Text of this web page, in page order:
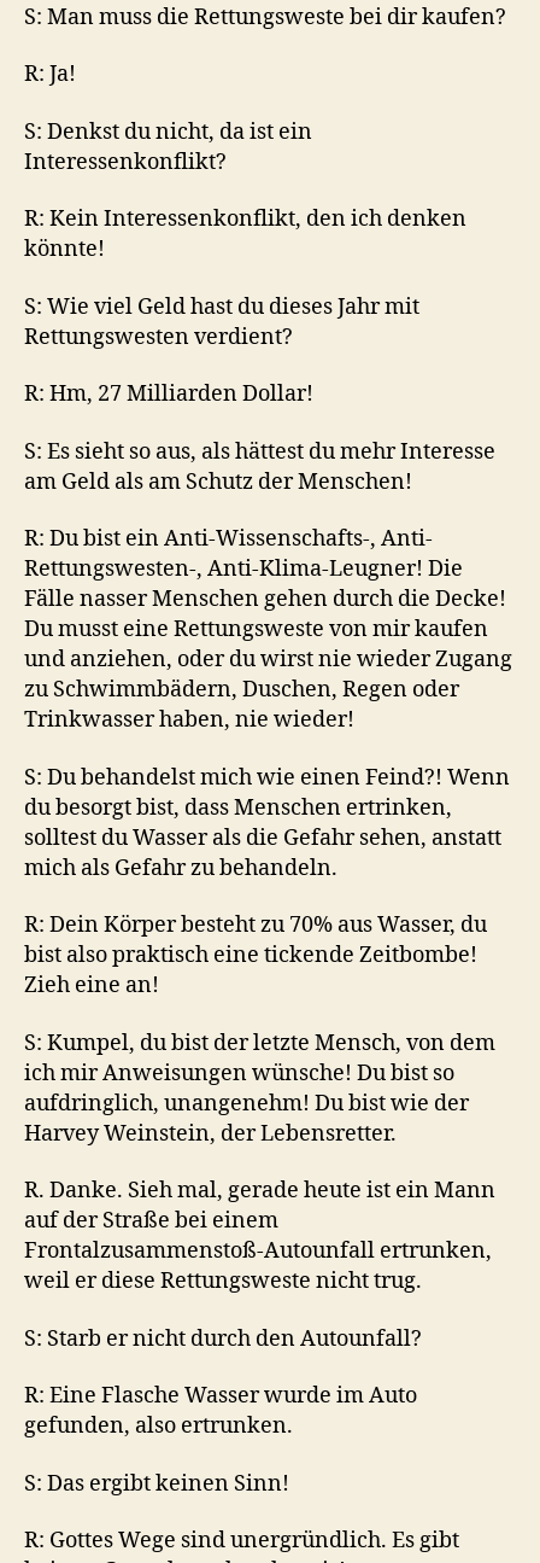
S: Man muss die Rettungsweste bei dir kaufen?
R: Ja!
S: Denkst du nicht, da ist ein
Interessenkonflikt?
R: Kein Interessenkonflikt, den ich denken
könnte!
S: Wie viel Geld hast du dieses Jahr mit
Rettungswesten verdient?
R: Hm, 27 Milliarden Dollar!
S: Es sieht so aus, als hättest du mehr Interesse
am Geld als am Schutz der Menschen!
R: Du bist ein Anti-Wissenschafts-, Anti-
Rettungswesten-, Anti-Klima-Leugner! Die
Fälle nasser Menschen gehen durch die Decke!
Du musst eine Rettungsweste von mir kaufen
und anziehen, oder du wirst nie wieder Zugang
zu Schwimmbädern, Duschen, Regen oder
Trinkwasser haben, nie wieder!
S: Du behandelst mich wie einen Feind?! Wenn
du besorgt bist, dass Menschen ertrinken,
solltest du Wasser als die Gefahr sehen, anstatt
mich als Gefahr zu behandeln.
R: Dein Körper besteht zu 70% aus Wasser, du
bist also praktisch eine tickende Zeitbombe!
Zieh eine an!
S: Kumpel, du bist der letzte Mensch, von dem
ich mir Anweisungen wünsche! Du bist so
aufdringlich, unangenehm! Du bist wie der
Harvey Weinstein, der Lebensretter.
R. Danke. Sieh mal, gerade heute ist ein Mann
auf der Straße bei einem
Frontalzusammenstoß-Autounfall ertrunken,
weil er diese Rettungsweste nicht trug.
S: Starb er nicht durch den Autounfall?
R: Eine Flasche Wasser wurde im Auto
gefunden, also ertrunken.
S: Das ergibt keinen Sinn!
R: Gottes Wege sind unergründlich. Es gibt